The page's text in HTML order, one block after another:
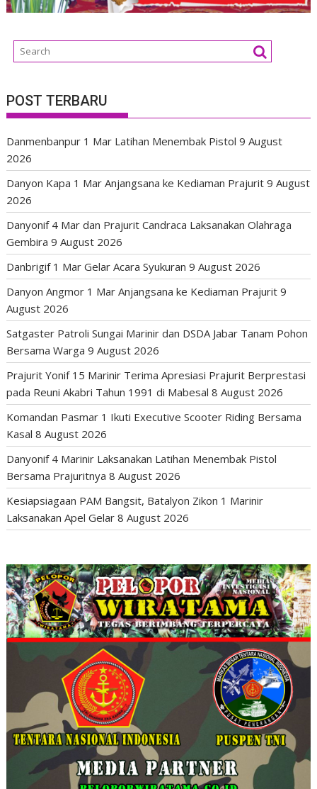
POST TERBARU
Danmenbanpur 1 Mar Latihan Menembak Pistol 9 August
2026
Danyon Kapa 1 Mar Anjangsana ke Kediaman Prajurit 9 August
2026
Danyonif 4 Mar dan Prajurit Candraca Laksanakan Olahraga
Gembira 9 August 2026
Danbrigif 1 Mar Gelar Acara Syukuran 9 August 2026
Danyon Angmor 1 Mar Anjangsana ke Kediaman Prajurit 9
August 2026
Satgaster Patroli Sungai Marinir dan DSDA Jabar Tanam Pohon
Bersama Warga 9 August 2026
Prajurit Yonif 15 Marinir Terima Apresiasi Prajurit Berprestasi
pada Reuni Akabri Tahun 1991 di Mabesal 8 August 2026
Komandan Pasmar 1 Ikuti Executive Scooter Riding Bersama
Kasal 8 August 2026
Danyonif 4 Marinir Laksanakan Latihan Menembak Pistol
Bersama Prajuritnya 8 August 2026
Kesiapsiagaan PAM Bangsit, Batalyon Zikon 1 Marinir
Laksanakan Apel Gelar 8 August 2026